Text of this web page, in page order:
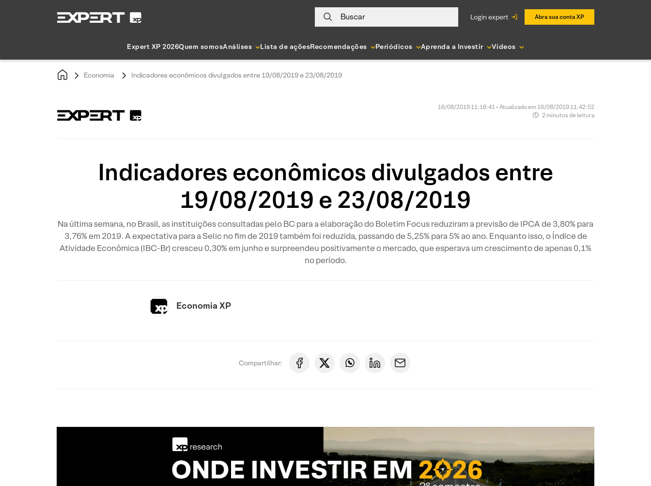
Buscar login expert Abra sua conta XP
Expert XP 2026Quem somosAnálises Lista de açõesRecomendações Periódicos Aprenda a Investir Vídeos
Economia Indicadores econômicos divulgados entre 19/08/2019 e 23/08/2019
16/08/2019 11:18:41 • Atualizado em 16/08/2019 11:42:52
2 minutos de leitura
Indicadores econômicos divulgados entre
19/08/2019 e 23/08/2019
Na última semana, no Brasil, as instituições consultadas pelo BC para a elaboração do Boletim Focus reduziram a previsão de IPCA de 3,80% para
3,76% em 2019. A expectativa para a Selic no fim de 2019 também foi reduzida, passando de 5,25% para 5% ao ano. Enquanto isso, o Índice de
Atividade Econômica (IBC-Br) cresceu 0,30% em junho e surpreendeu positivamente o mercado, que esperava um crescimento de apenas 0,1%
no período.
Economia XP
Compartilhar: